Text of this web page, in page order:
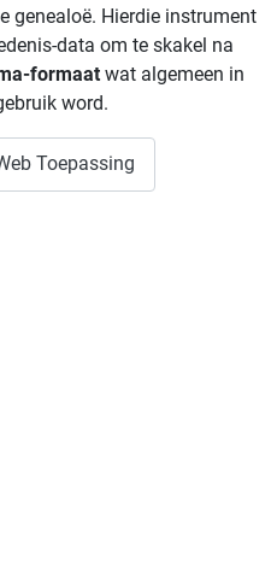
genealoë. Hierdie instrument
data om te skakel na
formaat wat algemeen in
word.
Toepassing